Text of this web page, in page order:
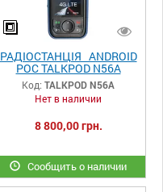
РАДІОСТАНЦІЯ ANDROID
POC TALKPOD N56A
Код: TALKPOD N56A
Нет в наличии
8 800,00 грн.
Сообщить о наличии